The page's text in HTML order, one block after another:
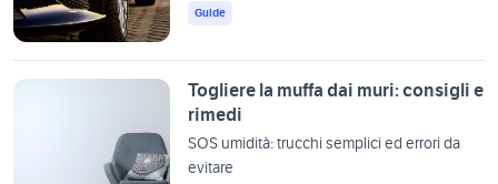
Guide
Togliere la muffa dai muri: consigli e
rimedi
SOS umidità: trucchi semplici ed errori da
evitare